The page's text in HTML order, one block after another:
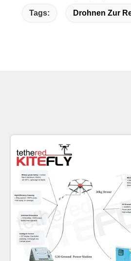
Tags: Drohnen Zur